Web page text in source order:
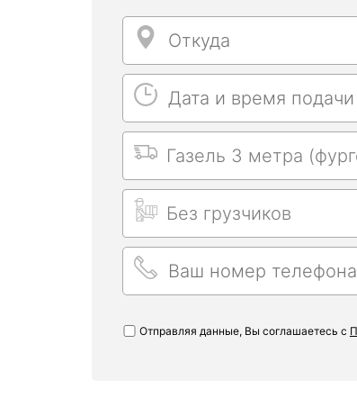
Откуда Откуда
Дата и время подачи
Дата и время подачи
Выбрать машину
Длительность заказа
Ваш номер телефона
Ваш номер
Отправляя данные, Вы соглашаетесь с